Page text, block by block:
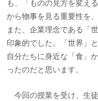
も、「ものの見方を変え
から物事を見る重要性を
また、企業理念である「
印象的でした。「世界」
自分たちに身近な「食」
ったのだと思います。
今回の授業を受け、生